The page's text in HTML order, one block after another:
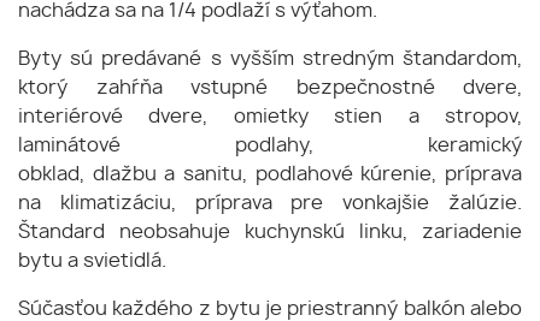
nachádza sa na 1/4 podlaží s výťahom.
Byty sú predávané s vyšším stredným štandardom,
ktorý zahŕňa vstupné bezpečnostné dvere,
interiérové dvere, omietky stien a stropov,
laminátové podlahy, keramický
obklad, dlažbu a sanitu, podlahové kúrenie, príprava
na klimatizáciu, príprava pre vonkajšie žalúzie.
Štandard neobsahuje kuchynskú linku, zariadenie
bytu a svietidlá.
Súčasťou každého z bytu je priestranný balkón alebo